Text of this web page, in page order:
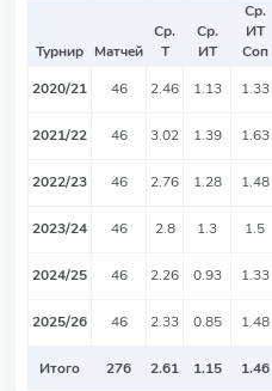
Турнир Матчей
Ср.
Т
Ср.
ИТ
Ср.
ИТ
Соп
2020/21
46 2.46 1.13 1.33
2021/22 46 3.02 1.39 1.63
2022/23 46 2.76 1.28 1.48
2023/24 46 2.8 1.3 1.5
2024/25 46 2.26 0.93 1.33
2025/26 46 2.33 0.85 1.48
Итого 276 2.61 1.15 1.46